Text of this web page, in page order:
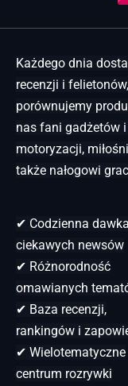
Każdego dnia
recenzji i
porównujemy
nas fani gadżetów
motoryzacji,
także nałogowi
✔ Codzienna dawka
ciekawych newsów
✔ Różnorodność
omawianych
✔ Baza recenzji,
rankingów i
✔ Wielotematyczne
centrum rozrywki